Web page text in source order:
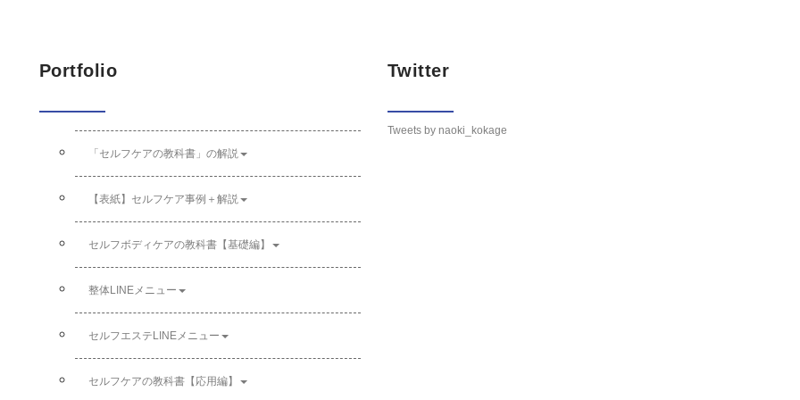
Portfolio
「セルフケアの教科書」の解説
【表紙】セルフケア事例＋解説
セルフボディケアの教科書【基礎編】
整体LINEメニュー
セルフエステLINEメニュー
セルフケアの教科書【応用編】
Twitter
Tweets by naoki_kokage